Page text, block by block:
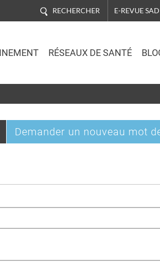
RECHERCHER E-REVUE SAD
RÉSEAUX DE SANTÉ
(onglet
Demander un nouveau mot